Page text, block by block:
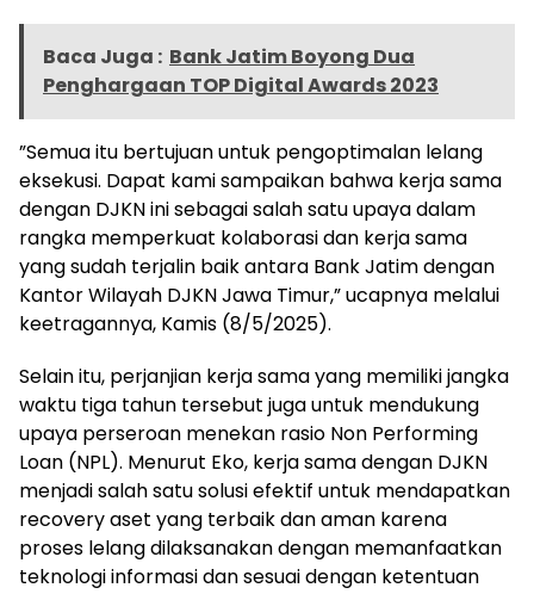
Baca Juga : Bank Jatim Boyong Dua
Penghargaan TOP Digital Awards 2023
”Semua itu bertujuan untuk pengoptimalan lelang
eksekusi. Dapat kami sampaikan bahwa kerja sama
dengan DJKN ini sebagai salah satu upaya dalam
rangka memperkuat kolaborasi dan kerja sama
yang sudah terjalin baik antara Bank Jatim dengan
Kantor Wilayah DJKN Jawa Timur,” ucapnya melalui
keetragannya, Kamis (8/5/2025).
Selain itu, perjanjian kerja sama yang memiliki jangka
waktu tiga tahun tersebut juga untuk mendukung
upaya perseroan menekan rasio Non Performing
Loan (NPL). Menurut Eko, kerja sama dengan DJKN
menjadi salah satu solusi efektif untuk mendapatkan
recovery aset yang terbaik dan aman karena
proses lelang dilaksanakan dengan memanfaatkan
teknologi informasi dan sesuai dengan ketentuan